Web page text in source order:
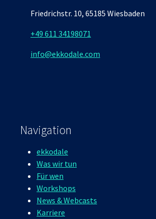
Friedrichstr. 10, 65185 Wiesbaden
+49 611 34198071
info@ekkodale.com
Navigation
ekkodale
Was wir tun
Für wen
Workshops
News & Webcasts
Karriere